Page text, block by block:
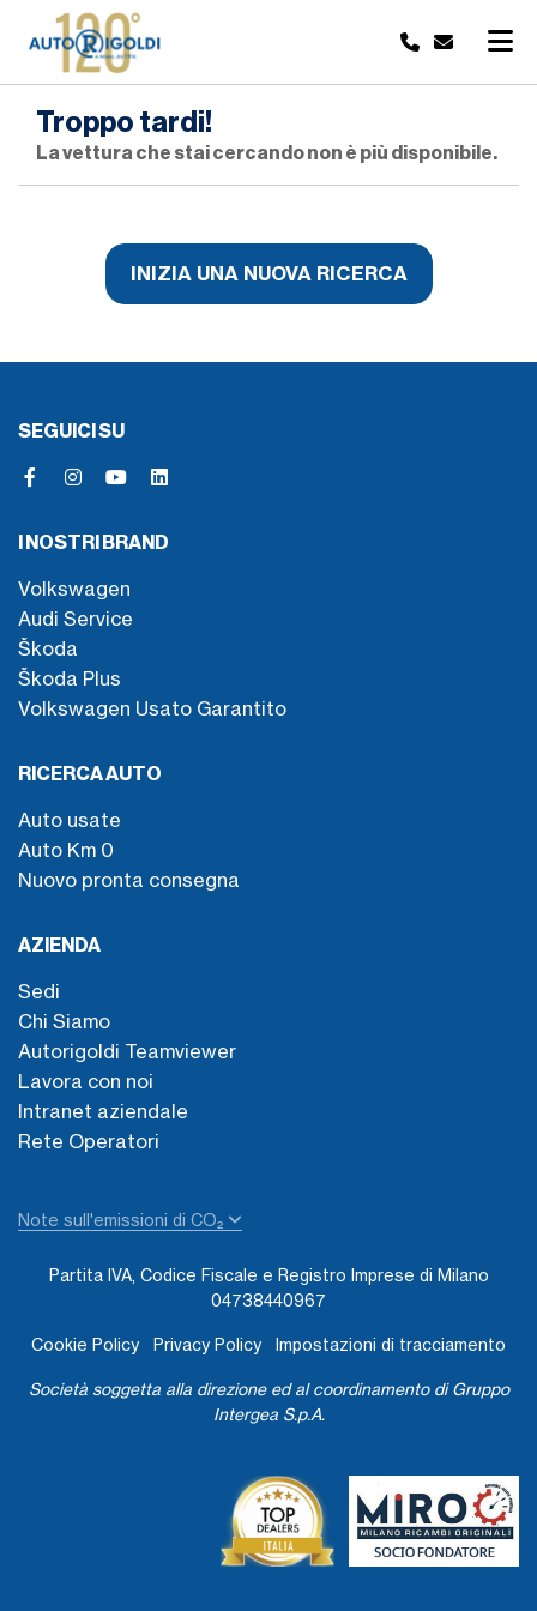
Troppo tardi!
La vettura che stai cercando non è più disponibile.
INIZIA UNA NUOVA RICERCA
SEGUICI SU
I NOSTRI BRAND
Volkswagen
Audi Service
Škoda
Škoda Plus
Volkswagen Usato Garantito
RICERCA AUTO
Auto usate
Auto Km 0
Nuovo pronta consegna
AZIENDA
Sedi
Chi Siamo
Autorigoldi Teamviewer
Lavora con noi
Intranet aziendale
Rete Operatori
Note sull'emissioni di CO₂
Partita IVA, Codice Fiscale e Registro Imprese di Milano
04738440967
Cookie Policy Privacy Policy Impostazioni di tracciamento
Società soggetta alla direzione ed al coordinamento di Gruppo
Intergea S.p.A.